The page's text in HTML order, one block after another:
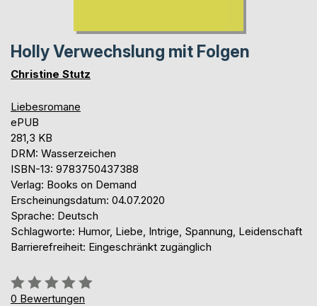
Holly Verwechslung mit Folgen
Christine Stutz
Liebesromane
ePUB
281,3 KB
DRM: Wasserzeichen
ISBN-13: 9783750437388
Verlag: Books on Demand
Erscheinungsdatum: 04.07.2020
Sprache: Deutsch
Schlagworte: Humor, Liebe, Intrige, Spannung, Leidenschaft
Barrierefreiheit: Eingeschränkt zugänglich
Bewertung::
0%
0 Bewertungen